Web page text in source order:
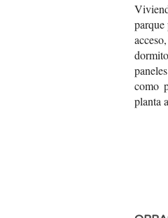
parque
paneles
como
planta